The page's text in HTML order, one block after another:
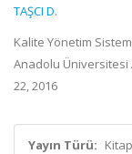
TAŞCI D.
Kalite Yönetim
Anadolu Üniversitesi
22, 2016
Yayın Türü: